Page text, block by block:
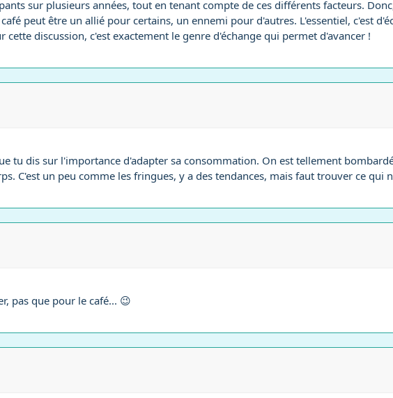
sur plusieurs années, tout en tenant compte de ces différents facteurs.
peut être un allié pour certains, un ennemi pour d'autres. L'essentiel, c'est
discussion, c'est exactement le genre d'échange qui permet d'avancer !
tu dis sur l'importance d'adapter sa consommation. On est tellement
C'est un peu comme les fringues, y a des tendances, mais faut trouver ce qui
pas que pour le café... 😉